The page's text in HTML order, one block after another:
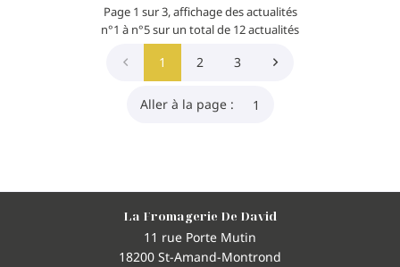
Page 1 sur 3,affichage des actualités
n°1 à n°5 sur un total de 12actualités
1 2 3
Aller à la page :
La Fromagerie De David
11 rue Porte Mutin
18200 St-Amand-Montrond